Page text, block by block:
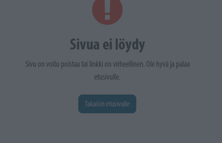
Sivua ei löydy
Sivu on voitu poistaa tai linkki on virheellinen. Ole hyvä ja palaa
etusivulle.
Takaisin etusivulle